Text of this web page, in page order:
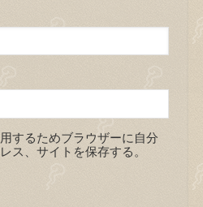
するためブラウザーに自分
ス、サイトを保存する。